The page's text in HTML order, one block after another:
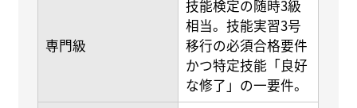
専門級
技能検定の随時3級
相当。技能実習3号
移行の必須合格要件
かつ特定技能「良好
な修了」の一要件。